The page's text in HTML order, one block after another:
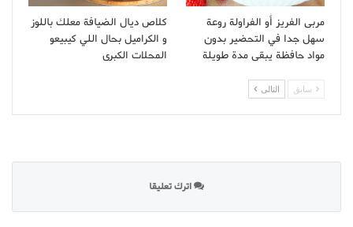
مربى الفريز أو الفراولة روعة
سهل جدا في التحضير بدون
مواد حافظة يبقى مدة طويلة
كلاص ديال الضيافة معلك باللوز
و الكراميل بحال اللي كيبيعو
المحلات الكبرى
سابق التالى
اترك تعليقا